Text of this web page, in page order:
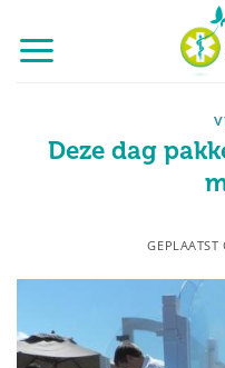
naar
inhoud
Deze dag
GEPLAATST